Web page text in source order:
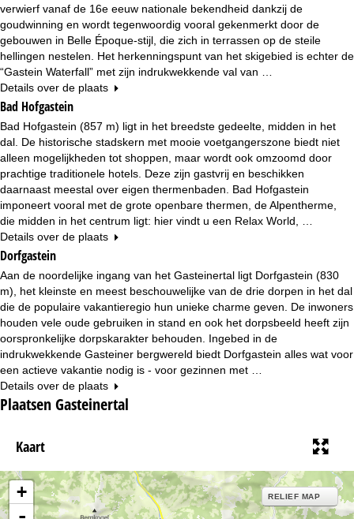
verwierf vanaf de 16e eeuw nationale bekendheid dankzij de
goudwinning en wordt tegenwoordig vooral gekenmerkt door de
gebouwen in Belle Époque-stijl, die zich in terrassen op de steile
hellingen nestelen. Het herkenningspunt van het skigebied is echter de
“Gastein Waterfall” met zijn indrukwekkende val van …
Details over de plaats
Bad Hofgastein
Bad Hofgastein (857 m) ligt in het breedste gedeelte, midden in het
dal. De historische stadskern met mooie voetgangerszone biedt niet
alleen mogelijkheden tot shoppen, maar wordt ook omzoomd door
prachtige traditionele hotels. Deze zijn gastvrij en beschikken
daarnaast meestal over eigen thermenbaden. Bad Hofgastein
imponeert vooral met de grote openbare thermen, de Alpentherme,
die midden in het centrum ligt: hier vindt u een Relax World, …
Details over de plaats
Dorfgastein
Aan de noordelijke ingang van het Gasteinertal ligt Dorfgastein (830
m), het kleinste en meest beschouwelijke van de drie dorpen in het dal
die de populaire vakantieregio hun unieke charme geven. De inwoners
houden vele oude gebruiken in stand en ook het dorpsbeeld heeft zijn
oorspronkelijke dorpskarakter behouden. Ingebed in de
indrukwekkende Gasteiner bergwereld biedt Dorfgastein alles wat voor
een actieve vakantie nodig is - voor gezinnen met …
Details over de plaats
Plaatsen Gasteinertal
Kaart
+ RELIEF MAP